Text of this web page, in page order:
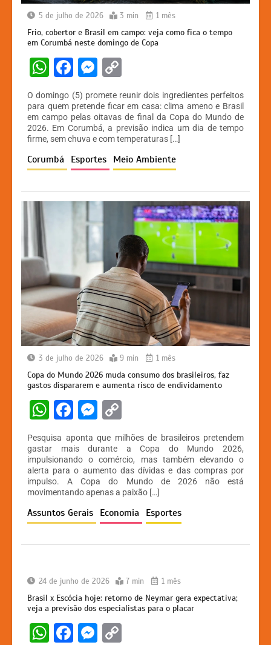
5 de julho de 2026 3 min 1 mês
Frio, cobertor e Brasil em campo: veja como fica o tempo
em Corumbá neste domingo de Copa
W
h
at
s
A
p
F
a
c
e
b
o
k
M
s
s
e
n
er
p
y
Li
n
O domingo (5) promete reunir dois ingredientes perfeitos
para quem pretende ficar em casa: clima ameno e Brasil
em campo pelas oitavas de final da Copa do Mundo de
2026. Em Corumbá, a previsão indica um dia de tempo
firme, sem chuva e com temperaturas […]
Corumbá Esportes Meio Ambiente
3 de julho de 2026 9 min 1 mês
Copa do Mundo 2026 muda consumo dos brasileiros, faz
gastos dispararem e aumenta risco de endividamento
W
h
at
s
A
p
p
F
c
e
b
o
o
k
M
s
s
e
n
g
er
o
p
y
Li
n
k
Pesquisa aponta que milhões de brasileiros pretendem
gastar mais durante a Copa do Mundo 2026,
impulsionando o comércio, mas também elevando o
alerta para o aumento das dívidas e das compras por
impulso. A Copa do Mundo de 2026 não está
movimentando apenas a paixão […]
Assuntos Gerais Economia Esportes
24 de junho de 2026 7 min 1 mês
Brasil x Escócia hoje: retorno de Neymar gera expectativa;
veja a previsão dos especialistas para o placar
W F
M